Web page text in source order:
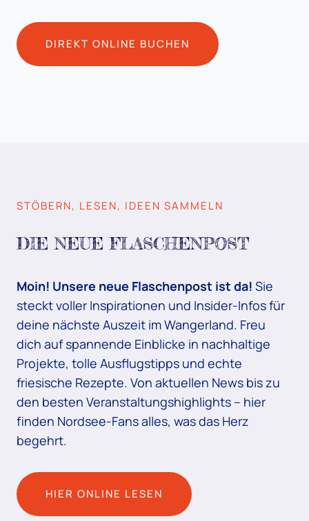
DIREKT ONLINE BUCHEN
STÖBERN, LESEN, IDEEN SAMMELN
DIE NEUE FLASCHENPOST
Moin! Unsere neue Flaschenpost ist da! Sie
steckt voller Inspirationen und Insider-Infos für
deine nächste Auszeit im Wangerland. Freu
dich auf spannende Einblicke in nachhaltige
Projekte, tolle Ausflugstipps und echte
friesische Rezepte. Von aktuellen News bis zu
den besten Veranstaltungshighlights – hier
finden Nordsee-Fans alles, was das Herz
begehrt.
HIER ONLINE LESEN